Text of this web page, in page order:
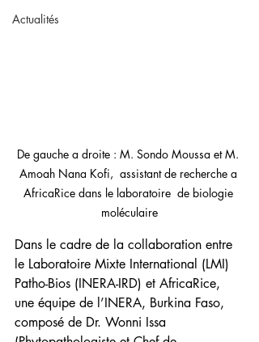
Actualités
De gauche a droite : M. Sondo Moussa et M.
Amoah Nana Kofi,  assistant de recherche a
AfricaRice dans le laboratoire  de biologie
moléculaire
Dans le cadre de la collaboration entre
le Laboratoire Mixte International (LMI)
Patho-Bios (INERA-IRD) et AfricaRice,
une équipe de l’INERA, Burkina Faso,
composé de Dr. Wonni Issa